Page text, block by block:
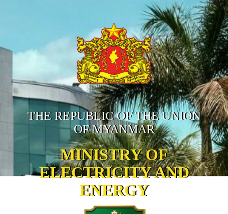
THE REPUBLIC OF THE UNION
OF MYANMAR
MINISTRY OF
ELECTRICITY AND
ENERGY